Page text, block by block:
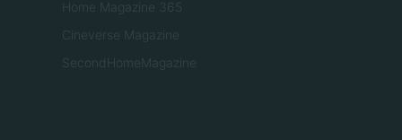
Home Magazine 365
Cineverse Magazine
SecondHomeMagazine